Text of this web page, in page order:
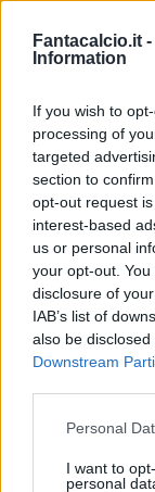
Fantacalcio.it -
Information
If you wish to
processing of
targeted
section to
opt-out request
interest-based
us or personal
your opt-out.
disclosure of
IAB’s list of
also be
Downstream
Personal
I want to
personal
DOUVIKAS
ancora
ultime
inciampi.
ampia
mirino.
titolarità.
nel pari
per
l'alto. Sul
per